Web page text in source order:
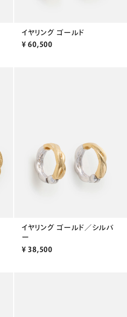
イヤリング ゴールド
¥ 60,500
イヤリング ゴールド／シルバ
ー
¥ 38,500